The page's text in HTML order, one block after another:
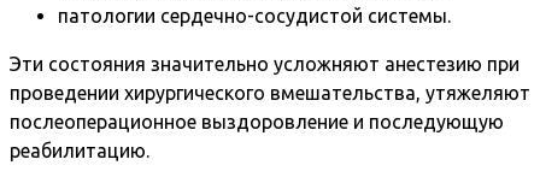
патологии сердечно-сосудистой системы.
Эти состояния значительно усложняют анестезию при
проведении хирургического вмешательства, утяжеляют
послеоперационное выздоровление и последующую
реабилитацию.